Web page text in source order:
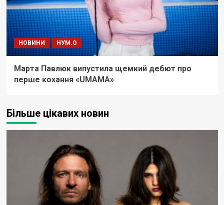
НОВИНИ НУМ.О
Марта Павлюк випустила щемкий дебют про
перше кохання «UМАМА»
Більше цікавих новин